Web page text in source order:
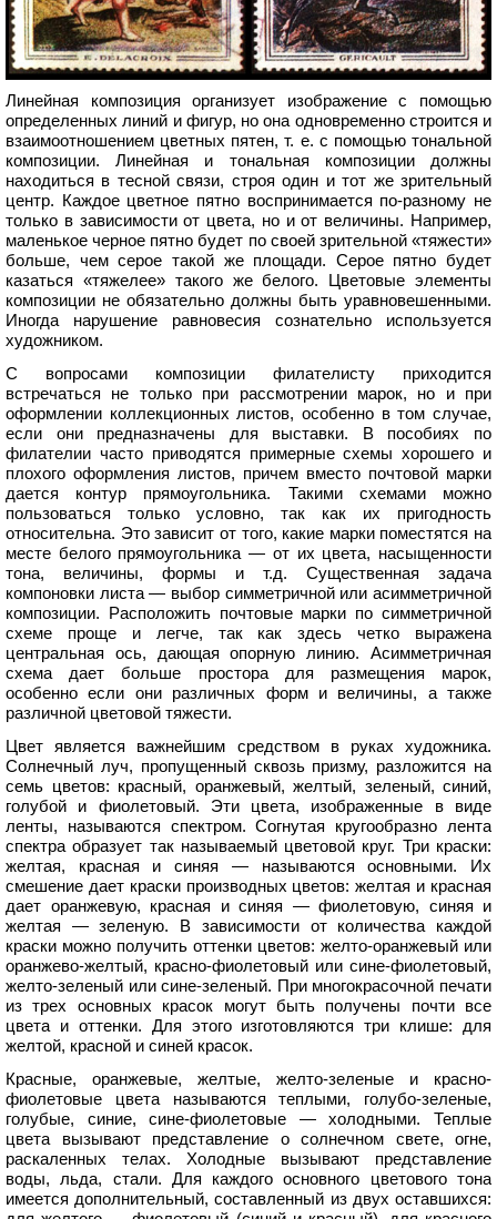
Линейная композиция организует изображение с помощью
определенных линий и фигур, но она одновременно строится и
взаимоотношением цветных пятен, т. е. с помощью тональной
композиции. Линейная и тональная композиции должны
находиться в тесной связи, строя один и тот же зрительный
центр. Каждое цветное пятно воспринимается по-разному не
только в зависимости от цвета, но и от величины. Например,
маленькое черное пятно будет по своей зрительной «тяжести»
больше, чем серое такой же площади. Серое пятно будет
казаться «тяжелее» такого же белого. Цветовые элементы
композиции не обязательно должны быть уравновешенными.
Иногда нарушение равновесия сознательно используется
художником.
С вопросами композиции филателисту приходится
встречаться не только при рассмотрении марок, но и при
оформлении коллекционных листов, особенно в том случае,
если они предназначены для выставки. В пособиях по
филателии часто приводятся примерные схемы хорошего и
плохого оформления листов, причем вместо почтовой марки
дается контур прямоугольника. Такими схемами можно
пользоваться только условно, так как их пригодность
относительна. Это зависит от того, какие марки поместятся на
месте белого прямоугольника — от их цвета, насыщенности
тона, величины, формы и т.д. Существенная задача
компоновки листа — выбор симметричной или асимметричной
композиции. Расположить почтовые марки по симметричной
схеме проще и легче, так как здесь четко выражена
центральная ось, дающая опорную линию. Асимметричная
схема дает больше простора для размещения марок,
особенно если они различных форм и величины, а также
различной цветовой тяжести.
Цвет является важнейшим средством в руках художника.
Солнечный луч, пропущенный сквозь призму, разложится на
семь цветов: красный, оранжевый, желтый, зеленый, синий,
голубой и фиолетовый. Эти цвета, изображенные в виде
ленты, называются спектром. Согнутая кругообразно лента
спектра образует так называемый цветовой круг. Три краски:
желтая, красная и синяя — называются основными. Их
смешение дает краски производных цветов: желтая и красная
дает оранжевую, красная и синяя — фиолетовую, синяя и
желтая — зеленую. В зависимости от количества каждой
краски можно получить оттенки цветов: желто-оранжевый или
оранжево-желтый, красно-фиолетовый или сине-фиолетовый,
желто-зеленый или сине-зеленый. При многокрасочной печати
из трех основных красок могут быть получены почти все
цвета и оттенки. Для этого изготовляются три клише: для
желтой, красной и синей красок.
Красные, оранжевые, желтые, желто-зеленые и красно-
фиолетовые цвета называются теплыми, голубо-зеленые,
голубые, синие, сине-фиолетовые — холодными. Теплые
цвета вызывают представление о солнечном свете, огне,
раскаленных телах. Холодные вызывают представление
воды, льда, стали. Для каждого основного цветового тона
имеется дополнительный, составленный из двух оставшихся: